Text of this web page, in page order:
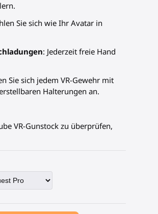
Sie sich wie Ihr Avatar in
: Jederzeit freie Hand
Sie sich jedem VR-Gewehr mit
Halterungen an.
VR-Gunstock zu überprüfen,